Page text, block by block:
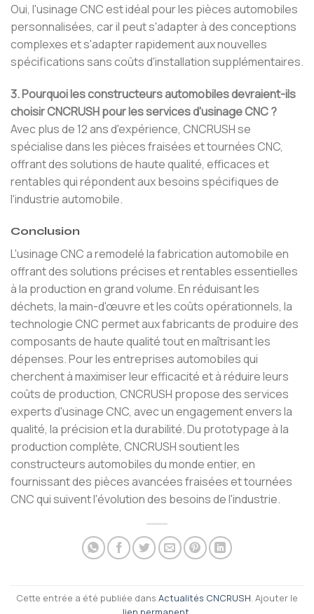
Oui, l'usinage CNC est idéal pour les pièces automobiles
personnalisées, car il peut s'adapter à des conceptions
complexes et s'adapter rapidement aux nouvelles
spécifications sans coûts d'installation supplémentaires.
3. Pourquoi les constructeurs automobiles devraient-ils
choisir CNCRUSH pour les services d'usinage CNC ?
Avec plus de 12 ans d'expérience, CNCRUSH se
spécialise dans les pièces fraisées et tournées CNC,
offrant des solutions de haute qualité, efficaces et
rentables qui répondent aux besoins spécifiques de
l'industrie automobile.
Conclusion
L'usinage CNC a remodelé la fabrication automobile en
offrant des solutions précises et rentables essentielles
à la production en grand volume. En réduisant les
déchets, la main-d'œuvre et les coûts opérationnels, la
technologie CNC permet aux fabricants de produire des
composants de haute qualité tout en maîtrisant les
dépenses. Pour les entreprises automobiles qui
cherchent à maximiser leur efficacité et à réduire leurs
coûts de production, CNCRUSH propose des services
experts d'usinage CNC, avec un engagement envers la
qualité, la précision et la durabilité. Du prototypage à la
production complète, CNCRUSH soutient les
constructeurs automobiles du monde entier, en
fournissant des pièces avancées fraisées et tournées
CNC qui suivent l'évolution des besoins de l'industrie.
Cette entrée a été publiée dans Actualités CNCRUSH. Ajouter le